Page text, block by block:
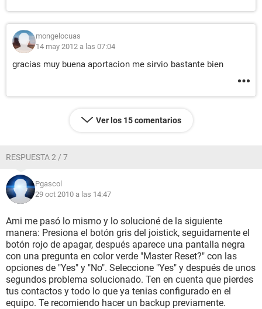
mongelocuas
14 may 2012 a las 07:04
gracias muy buena aportacion me sirvio bastante bien
Ver los 15 comentarios
RESPUESTA 2 / 7
Pgascol
29 oct 2010 a las 14:47
Ami me pasó lo mismo y lo solucioné de la siguiente
manera: Presiona el botón gris del joistick, seguidamente el
botón rojo de apagar, después aparece una pantalla negra
con una pregunta en color verde "Master Reset?" con las
opciones de "Yes" y "No". Seleccione "Yes" y después de unos
segundos problema solucionado. Ten en cuenta que pierdes
tus contactos y todo lo que ya tenias configurado en el
equipo. Te recomiendo hacer un backup previamente.